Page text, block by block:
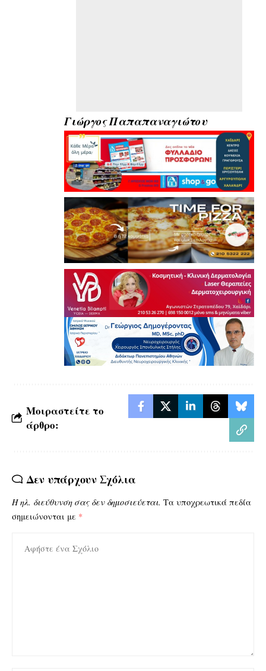
Γιώργος Παπαπαναγιώτου
Μοιραστείτε το
άρθρο:
Δεν υπάρχουν Σχόλια
Η ηλ. διεύθυνση σας δεν δημοσιεύεται. Τα υποχρεωτικά πεδία
σημειώνονται με *